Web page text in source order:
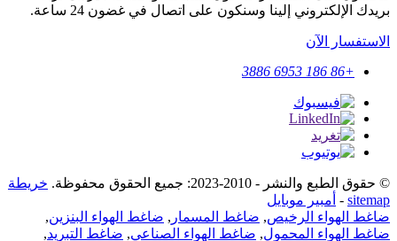
بريدك الإلكتروني إلينا وسنكون على اتصال في غضون 24 ساعة.
الاستفسار الآن
+86 186 6953 3886
© حقوق الطبع والنشر - 2010-2023: جميع الحقوق محفوظة.
خريطة
sitemap
- أمبير موبايل
ضاغط الهواء الرخيص, ضاغط المسمار , ضاغط الهواء البنزين,
ضاغط الهواء المحمول, ضاغط الهواء الصناعي, ضاغط التبريد,